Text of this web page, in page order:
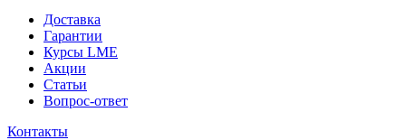
Доставка
Гарантии
Курсы LME
Акции
Статьи
Вопрос-ответ
Контакты